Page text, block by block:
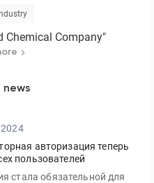
Chemical Company"
news
авторизация теперь
пользователей
стала обязательной для